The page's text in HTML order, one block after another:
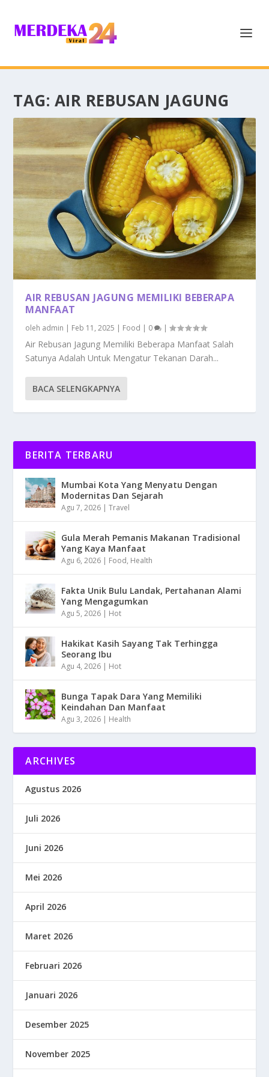
TAG: AIR REBUSAN JAGUNG
AIR REBUSAN JAGUNG MEMILIKI BEBERAPA
MANFAAT
oleh admin | Feb 11, 2025 | Food | 0 |
Air Rebusan Jagung Memiliki Beberapa Manfaat Salah
Satunya Adalah Untuk Mengatur Tekanan Darah...
BACA SELENGKAPNYA
BERITA TERBARU
Mumbai Kota Yang Menyatu Dengan
Modernitas Dan Sejarah
Agu 7, 2026 |Travel
Gula Merah Pemanis Makanan Tradisional
Yang Kaya Manfaat
Agu 6, 2026 | Food, Health
Fakta Unik Bulu Landak, Pertahanan Alami
Yang Mengagumkan
Agu 5, 2026 | Hot
Hakikat Kasih Sayang Tak Terhingga
Seorang Ibu
Agu 4, 2026 | Hot
Bunga Tapak Dara Yang Memiliki
Keindahan Dan Manfaat
Agu 3, 2026 | Health
ARCHIVES
Agustus 2026
Juli 2026
Juni 2026
Mei 2026
April 2026
Maret 2026
Februari 2026
Januari 2026
Desember 2025
November 2025